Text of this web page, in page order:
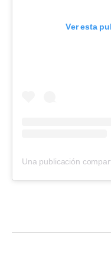
Ver esta